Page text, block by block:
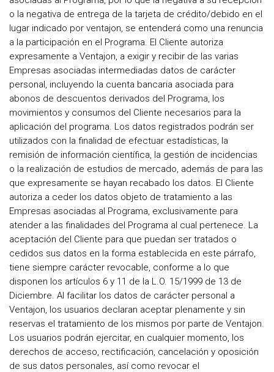
o la negativa de entrega de la tarjeta de crédito/debido en el
lugar indicado por ventajon, se entenderá como una renuncia
a la participación en el Programa. El Cliente autoriza
expresamente a Ventajon, a exigir y recibir de las varias
Empresas asociadas intermediadas datos de carácter
personal, incluyendo la cuenta bancaria asociada para
abonos de descuentos derivados del Programa, los
movimientos y consumos del Cliente necesarios para la
aplicación del programa. Los datos registrados podrán ser
utilizados con la finalidad de efectuar estadísticas, la
remisión de información científica, la gestión de incidencias
o la realización de estudios de mercado, además de para las
que expresamente se hayan recabado los datos. El Cliente
autoriza a ceder los datos objeto de tratamiento a las
Empresas asociadas al Programa, exclusivamente para
atender a las finalidades del Programa al cual pertenece. La
aceptación del Cliente para que puedan ser tratados o
cedidos sus datos en la forma establecida en este párrafo,
tiene siempre carácter revocable, conforme a lo que
disponen los artículos 6 y 11 de la L.O. 15/1999 de 13 de
Diciembre. Al facilitar los datos de carácter personal a
Ventajon, los usuarios declaran aceptar plenamente y sin
reservas el tratamiento de los mismos por parte de Ventajon.
Los usuarios podrán ejercitar, en cualquier momento, los
derechos de acceso, rectificación, cancelación y oposición
de sus datos personales, así como revocar el